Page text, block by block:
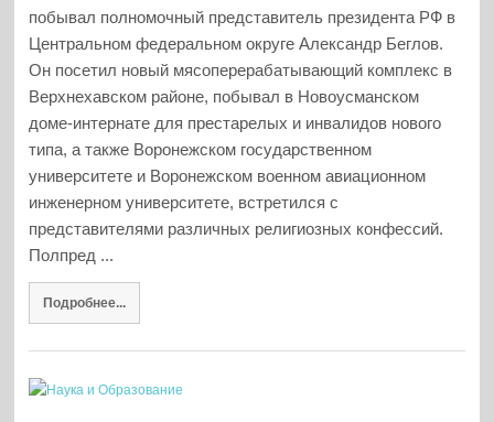
побывал полномочный представитель президента РФ в
Центральном федеральном округе Александр Беглов.
Он посетил новый мясоперерабатывающий комплекс в
Верхнехавском районе, побывал в Новоусманском
доме-интернате для престарелых и инвалидов нового
типа, а также Воронежском государственном
университете и Воронежском военном авиационном
инженерном университете, встретился с
представителями различных религиозных конфессий.
Полпред ...
Подробнее...